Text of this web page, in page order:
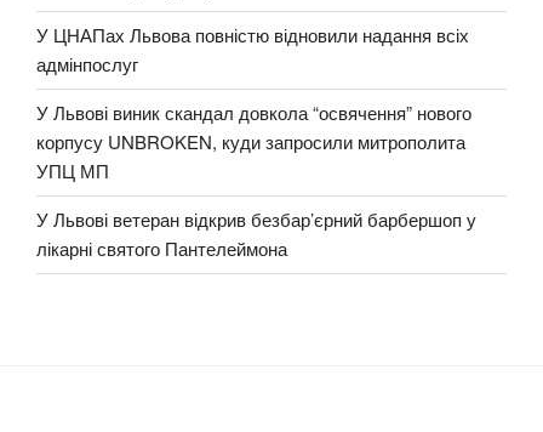
У ЦНАПах Львова повністю відновили надання всіх
адмінпослуг
У Львові виник скандал довкола “освячення” нового
корпусу UNBROKEN, куди запросили митрополита
УПЦ МП
У Львові ветеран відкрив безбар’єрний барбершоп у
лікарні святого Пантелеймона